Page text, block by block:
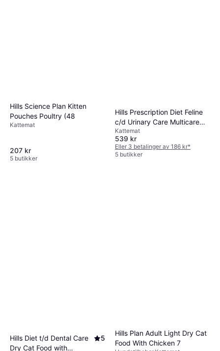
Hills Science Plan Kitten
Pouches Poultry (48
Kattemat
207 kr
5 butikker
Hills Prescription Diet Feline
c/d Urinary Care Multicare
With Chicken 3kg
Kattemat
539 kr
Eller 3 betalinger av 186 kr*
5 butikker
Hills Diet t/d Dental Care
Dry Cat Food with
5
Hills Plan Adult Light Dry Cat
Food With Chicken 7